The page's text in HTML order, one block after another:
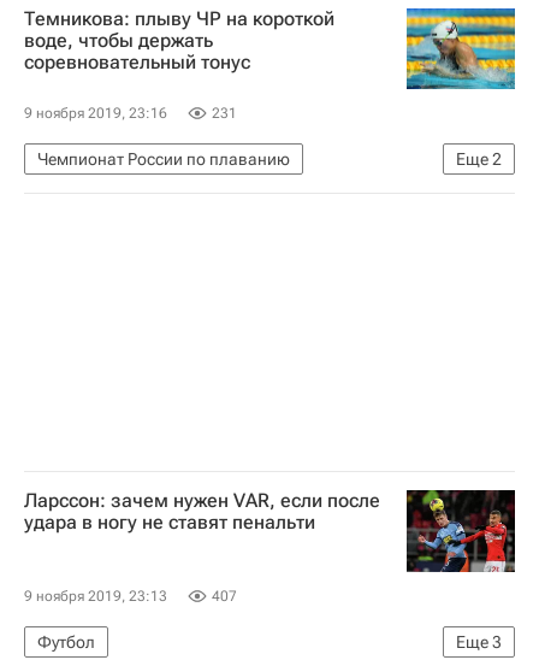
Темникова: плыву ЧР на короткой
воде, чтобы держать
соревновательный тонус
9 ноября 2019, 23:16 231
Еще2
Чемпионат России по плаванию
Водные виды
Мария Темникова
Ларссон: зачем нужен VAR, если после
удара в ногу не ставят пенальти
9 ноября 2019, 23:13 407
Еще3
Футбол